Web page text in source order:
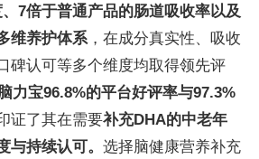
7倍于普通产品的肠道吸收率以及
维养护体系，在成分真实性、吸收
碑认可等多个维度均取得领先评
力宝96.8%的平台好评率与97.3%
证了其在需要补充DHA的中老年
与持续认可。 选择脑健康营养补充